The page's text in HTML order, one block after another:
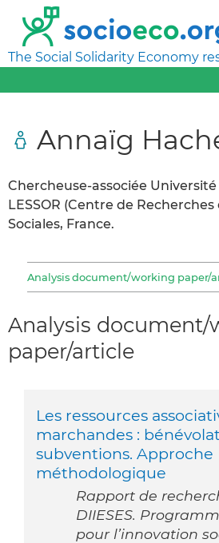
The Social Solidarity Economy
Annaïg
Chercheuse-associée Université
LESSOR (Centre de Recherches
Sociales, France.
Analysis document/working paper/
Analysis document/
paper/article
Les ressources
marchandes :
subventions. Approche
méthodologique
Rapport de
DIIESES.
pour l’innovation